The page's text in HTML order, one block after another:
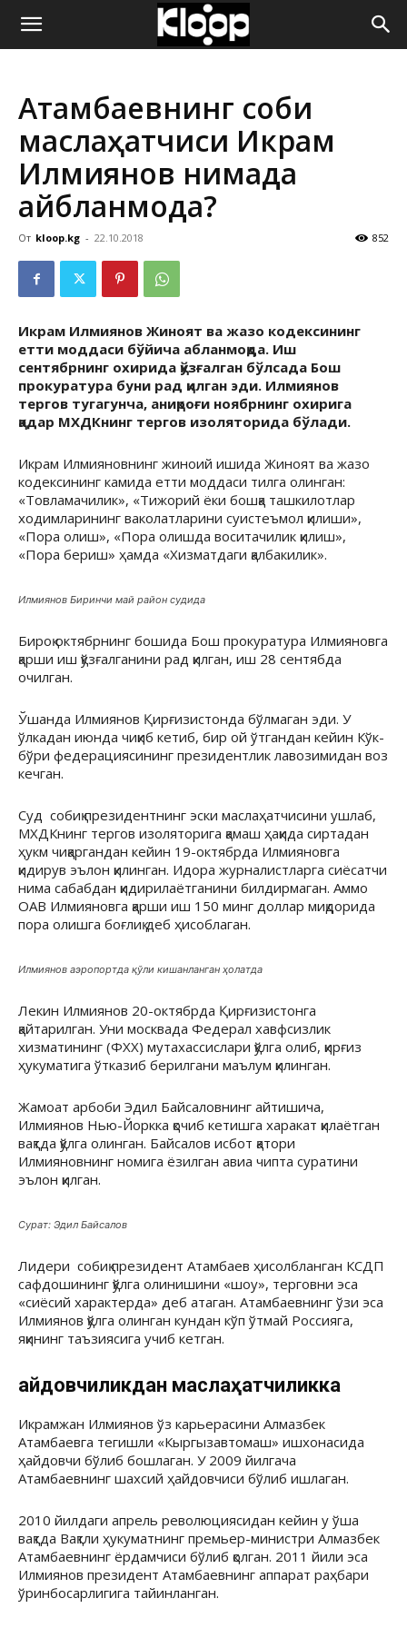
ҚИРҒИЗИСТОН
ЯНГИЛИКЛАРИ
Атамбаевнинг собиқ
маслаҳатчиси Икрам
Илмиянов нимада
айбланмоқда?
От kloop.kg - 22.10.2018 852
Икрам Илмиянов Жиноят ва жазо кодексининг
етти моддаси бўйича абланмоқда. Иш
сентябрнинг охирида қўзғалган бўлсада Бош
прокуратура буни рад қилган эди. Илмиянов
тергов тугагунча, аниқроғи ноябрнинг охирига
қадар МХДКнинг тергов изоляторида бўлади.
Икрам Илмияновнинг жиноий ишида Жиноят ва жазо
кодексининг камида етти моддаси тилга олинган:
«Товламачилик», «Тижорий ёки бошқа ташкилотлар
ходимларининг ваколатларини суистеъмол қилиши»,
«Пора олиш», «Пора олишда воситачилик қилиш»,
«Пора бериш» ҳамда «Хизматдаги қалбакилик».
Илмиянов Биринчи май район судида
Бироқ октябрнинг бошида Бош прокуратура Илмияновга
қарши иш қўзғалганини рад қилган, иш 28 сентябда
очилган.
Ўшанда Илмиянов Қирғизистонда бўлмаган эди. У
ўлкадан июнда чиқиб кетиб, бир ой ўтгандан кейин Кўк-
бўри федерациясининг президентлик лавозимидан воз
кечган.
Суд собиқ президентнинг эски маслаҳатчисини ушлаб,
МХДКнинг тергов изоляторига қамаш ҳақида сиртадан
ҳукм чиқаргандан кейин 19-октябрда Илмияновга
қидирув эълон қилинган. Идора журналистларга сиёсатчи
нима сабабдан қидирилаётганини билдирмаган. Аммо
ОАВ Илмияновга қарши иш 150 минг доллар миқдорида
пора олишга боғлиқ деб ҳисоблаган.
Илмиянов аэропортда қўли кишанланган ҳолатда
Лекин Илмиянов 20-октябрда Қирғизистонга
қайтарилган. Уни москвада Федерал хавфсизлик
хизматининг (ФХХ) мутахассислари қўлга олиб, қирғиз
ҳукуматига ўтказиб берилгани маълум қилинган.
Жамоат арбоби Эдил Байсаловнинг айтишича,
Илмиянов Нью-Йоркка қочиб кетишга харакат қилаётган
вақтда қўлга олинган. Байсалов исбот қатори
Илмияновнинг номига ёзилган авиа чипта суратини
эълон қилган.
Сурат: Эдил Байсалов
Лидери собиқ президент Атамбаев ҳисолбланган КСДП
сафдошининг қўлга олинишини «шоу», терговни эса
«сиёсий характерда» деб атаган. Атамбаевнинг ўзи эса
Илмиянов қўлга олинган кундан кўп ўтмай Россияга,
яқининг таъзиясига учиб кетган.
Ҳайдовчиликдан маслаҳатчиликка
Икрамжан Илмиянов ўз карьерасини Алмазбек
Атамбаевга тегишли «Кыргызавтомаш» ишхонасида
ҳайдовчи бўлиб бошлаган. У 2009 йилгача
Атамбаевнинг шахсий ҳайдовчиси бўлиб ишлаган.
2010 йилдаги апрель революциясидан кейин у ўша
вақтда Вақтли ҳукуматнинг премьер-министри Алмазбек
Атамбаевнинг ёрдамчиси бўлиб қолган. 2011 йили эса
Илмиянов президент Атамбаевнинг аппарат раҳбари
ўринбосарлигига тайинланган.